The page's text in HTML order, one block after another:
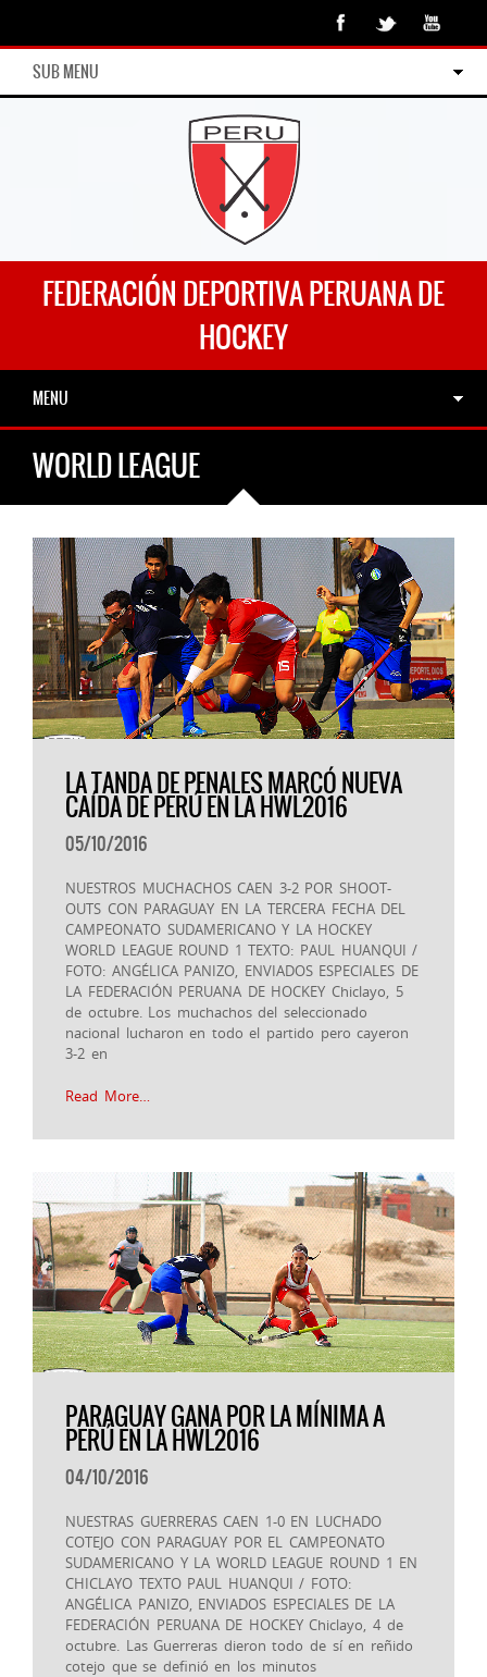
SUB MENU
FEDERACIÓN DEPORTIVA PERUANA DE
HOCKEY
MENU
WORLD LEAGUE
LA TANDA DE PENALES MARCÓ NUEVA
CAÍDA DE PERÚ EN LA HWL2016
05/10/2016
NUESTROS MUCHACHOS CAEN 3-2 POR SHOOT-
OUTS CON PARAGUAY EN LA TERCERA FECHA DEL
CAMPEONATO SUDAMERICANO Y LA HOCKEY
WORLD LEAGUE ROUND 1 TEXTO: PAUL HUANQUI /
FOTO: ANGÉLICA PANIZO, ENVIADOS ESPECIALES DE
LA FEDERACIÓN PERUANA DE HOCKEY Chiclayo, 5
de octubre. Los muchachos del seleccionado
nacional lucharon en todo el partido pero cayeron
3-2 en
Read More…
PARAGUAY GANA POR LA MÍNIMA A
PERÚ EN LA HWL2016
04/10/2016
NUESTRAS GUERRERAS CAEN 1-0 EN LUCHADO
COTEJO CON PARAGUAY POR EL CAMPEONATO
SUDAMERICANO Y LA WORLD LEAGUE ROUND 1 EN
CHICLAYO TEXTO PAUL HUANQUI / FOTO:
ANGÉLICA PANIZO, ENVIADOS ESPECIALES DE LA
FEDERACIÓN PERUANA DE HOCKEY Chiclayo, 4 de
octubre. Las Guerreras dieron todo de sí en reñido
cotejo que se definió en los minutos